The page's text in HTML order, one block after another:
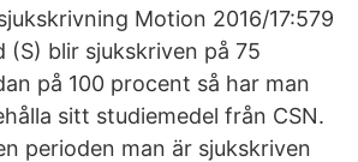
Motion 2016/17:579
(S) blir sjukskriven på 75
på 100 procent så har man
sitt studiemedel från CSN.
perioden man är sjukskriven